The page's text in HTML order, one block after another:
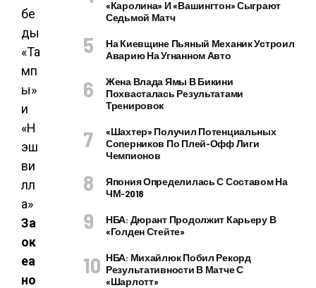
За
ок
еа
но
«Каролина» И «Вашингтон» Сыграют
Седьмой Матч
На Киевщине Пьяный Механик Устроил
Аварию На Угнанном Авто
Жена Влада Ямы В Бикини
Похвасталась Результатами
Тренировок
«Шахтер» Получил Потенциальных
Соперников По Плей-Офф Лиги
Чемпионов
Япония Определилась С Составом На
ЧМ-2018
НБА: Дюрант Продолжит Карьеру В
«Голден Стейте»
НБА: Михайлюк Побил Рекорд
Результативности В Матче С
«Шарлотт»